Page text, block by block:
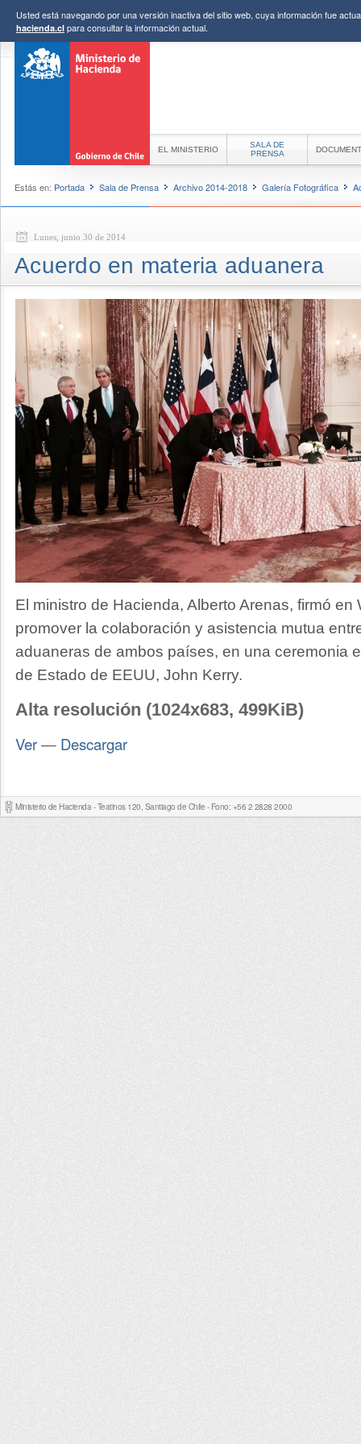
Usted está navegando por una versión inactiva del sitio web, cuya información fue
hacienda.cl para consultar la información actual.
EL MINISTERIO
SALA DE
PRENSA
Estás en: Portada Sala de Prensa Archivo 2014-2018 Galería Fotográfica
Lunes, junio 30 de 2014
Acuerdo en materia aduanera
El ministro de Hacienda, Alberto Arenas, firmó
promover la colaboración y asistencia mutua
aduaneras de ambos países, en una ceremonia
de Estado de EEUU, John Kerry.
Alta resolución (1024x683, 499KiB)
Ver— Descargar
Ministerio de Hacienda - Teatinos 120, Santiago de Chile - Fono: +56 2 2828 2000